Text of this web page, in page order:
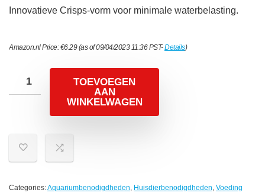
Innovatieve Crisps-vorm voor minimale waterbelasting.
Amazon.nl Price:€6.29(as of 09/04/2023 11:36 PST-Details)
TOEVOEGEN
AAN
WINKELWAGEN
Categories:Aquariumbenodigdheden, Huisdierbenodigdheden, Voeding